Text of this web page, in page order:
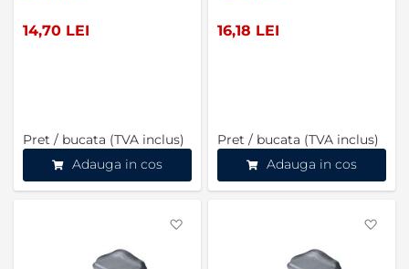
14,70 LEI
Pret / bucata (TVA inclus)
Adauga in cos
16,18 LEI
Pret / bucata (TVA inclus)
Adauga in cos